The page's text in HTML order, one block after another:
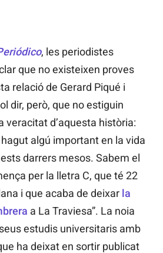
, les periodistes
que no existeixen proves
relació de Gerard Piqué i
dir, però, que no estiguin
veracitat d’aquesta història:
algú important en la vida
darrers mesos. Sabem el
per la lletra C, que té 22
i que acaba de deixar la
a La Traviesa”. La noia
estudis universitaris amb
ha deixat en sortir publicat